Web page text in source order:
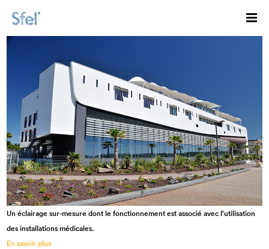
Un éclairage sur-mesure dont le fonctionnement est associé avec l’utilisation
des installations médicales.
En savoir plus